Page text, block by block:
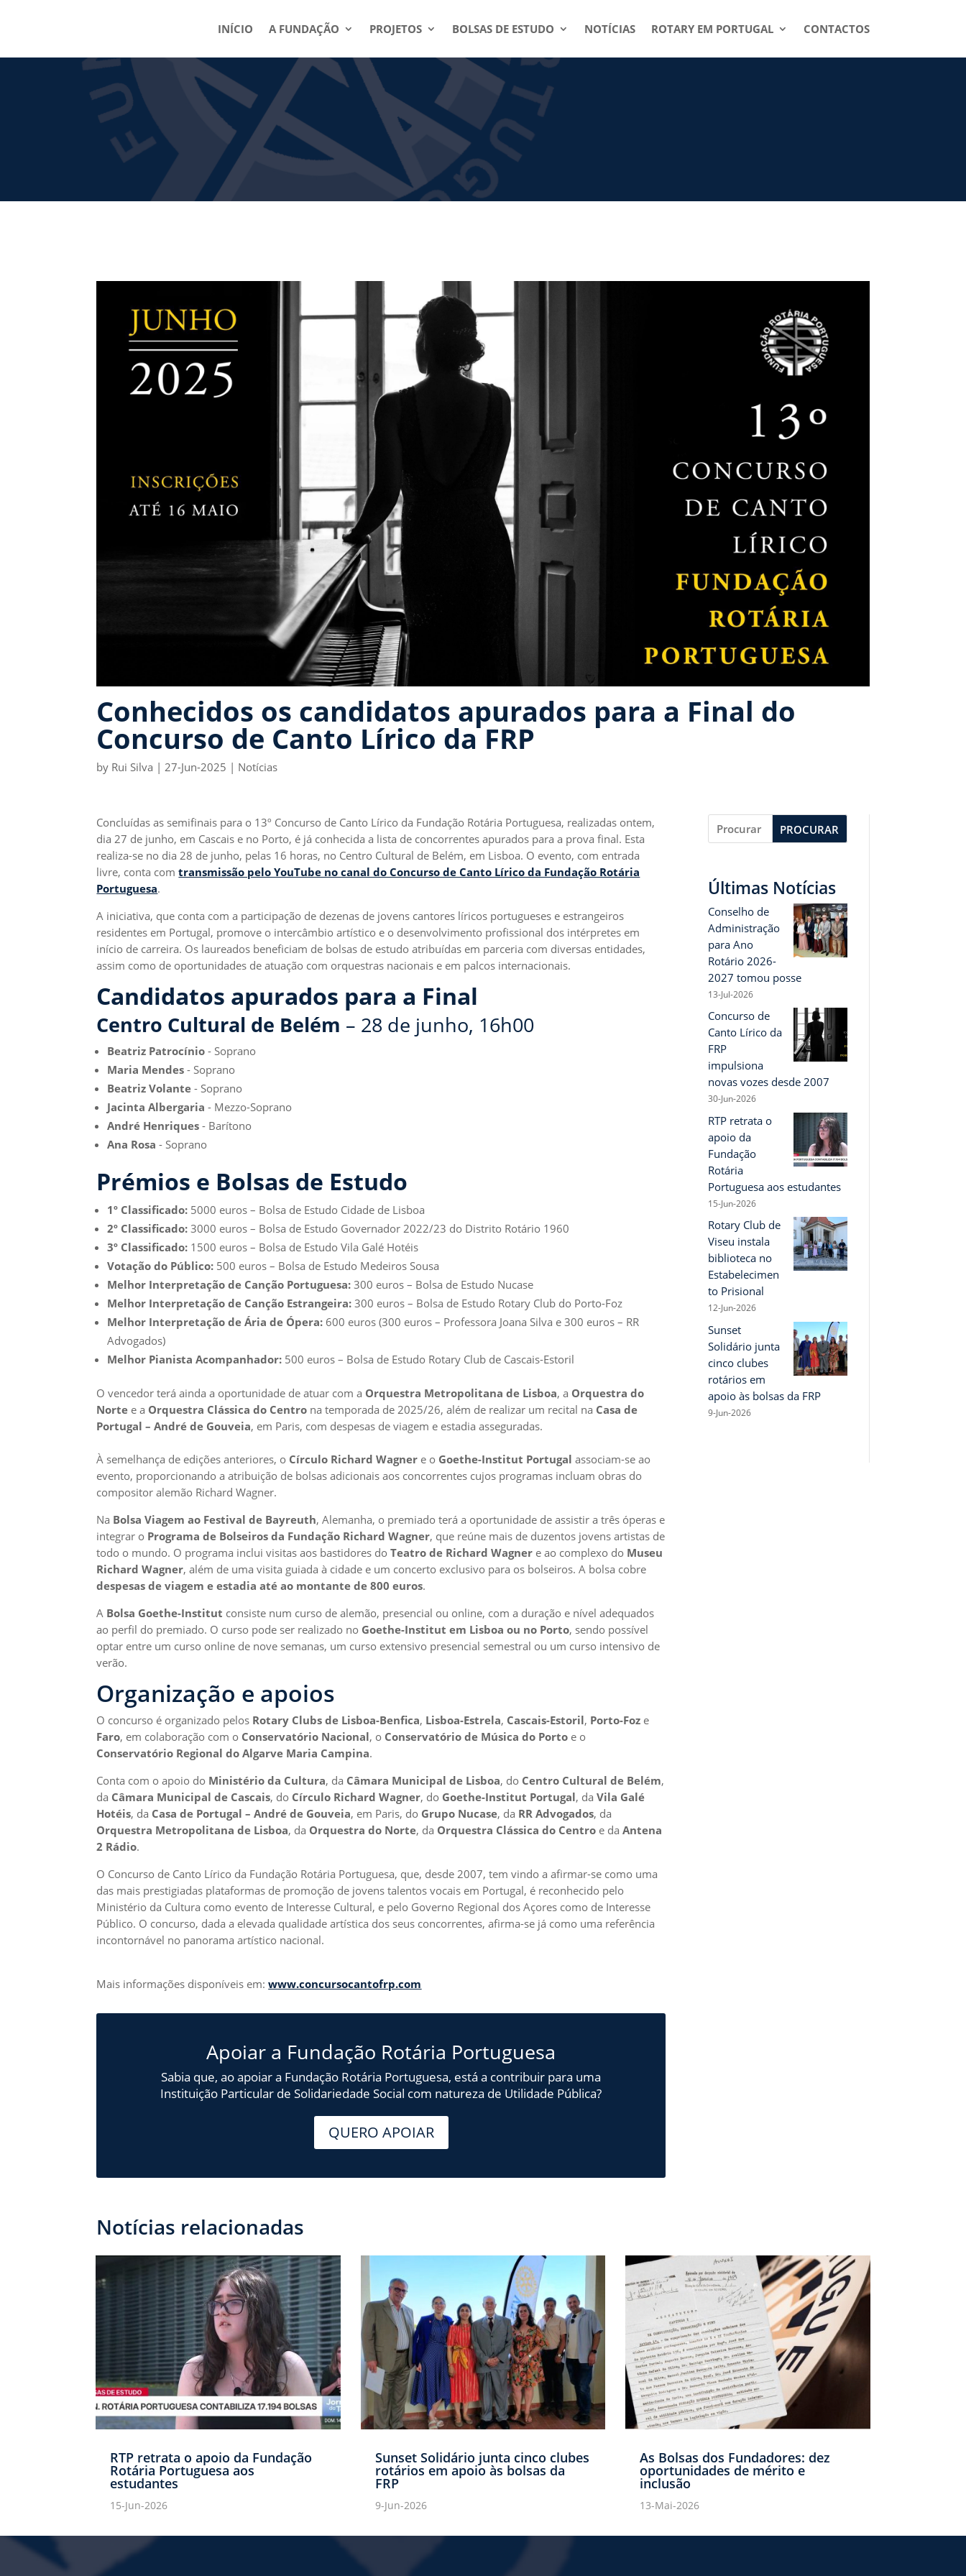
INÍCIO A FUNDAÇÃO PROJETOS BOLSAS DE ESTUDO NOTÍCIAS ROTARY EM PORTUGAL CONTACTOS
Conhecidos os candidatos apurados para a Final do
Concurso de Canto Lírico da FRP
by Rui Silva |27-Jun-2025 | Notícias
Concluídas as semifinais para o 13º Concurso de Canto Lírico da Fundação Rotária Portuguesa, realizadas ontem,
dia 27 de junho, em Cascais e no Porto, é já conhecida a lista de concorrentes apurados para a prova final. Esta
realiza-se no dia 28 de junho, pelas 16 horas, no Centro Cultural de Belém, em Lisboa. O evento, com entrada
livre, conta comtransmissão pelo YouTube no canal do Concurso de Canto Lírico da Fundação Rotária
Portuguesa.
A iniciativa, que conta com a participação de dezenas de jovens cantores líricos portugueses e estrangeiros
residentes em Portugal, promove o intercâmbio artístico e o desenvolvimento profissional dos intérpretes em
início de carreira. Os laureados beneficiam de bolsas de estudo atribuídas em parceria com diversas entidades,
assim como de oportunidades de atuação com orquestras nacionais e em palcos internacionais.
Candidatos apurados para a Final
Centro Cultural de Belém – 28 de junho, 16h00
Beatriz Patrocínio - Soprano
Maria Mendes - Soprano
Beatriz Volante - Soprano
Jacinta Albergaria - Mezzo-Soprano
André Henriques - Barítono
Ana Rosa - Soprano
Prémios e Bolsas de Estudo
1º Classificado: 5000 euros – Bolsa de Estudo Cidade de Lisboa
2º Classificado: 3000 euros – Bolsa de Estudo Governador 2022/23 do Distrito Rotário 1960
3º Classificado: 1500 euros – Bolsa de Estudo Vila Galé Hotéis
Votação do Público: 500 euros – Bolsa de Estudo Medeiros Sousa
Melhor Interpretação de Canção Portuguesa: 300 euros – Bolsa de Estudo Nucase
Melhor Interpretação de Canção Estrangeira: 300 euros – Bolsa de Estudo Rotary Club do Porto-Foz
Melhor Interpretação de Ária de Ópera: 600 euros (300 euros – Professora Joana Silva e 300 euros – RR
Advogados)
Melhor Pianista Acompanhador: 500 euros – Bolsa de Estudo Rotary Club de Cascais-Estoril
O vencedor terá ainda a oportunidade de atuar com a Orquestra Metropolitana de Lisboa, a Orquestra do
Norte e a Orquestra Clássica do Centro na temporada de 2025/26, além de realizar um recital na Casa de
Portugal – André de Gouveia, em Paris, com despesas de viagem e estadia asseguradas.
À semelhança de edições anteriores, o Círculo Richard Wagner e o Goethe-Institut Portugal associam-se ao
evento, proporcionando a atribuição de bolsas adicionais aos concorrentes cujos programas incluam obras do
compositor alemão Richard Wagner.
Na BolsaViagem ao Festival de Bayreuth, Alemanha, o premiado terá a oportunidade de assistir a três óperas e
integrar o Programa de Bolseiros da Fundação Richard Wagner, que reúne mais de duzentos jovens artistas de
todo o mundo. O programa inclui visitas aos bastidores doTeatro de Richard Wagner e ao complexo do Museu
Richard Wagner, além de uma visita guiada à cidade e um concerto exclusivo para os bolseiros. A bolsa cobre
despesas de viagem e estadia até ao montante de 800 euros.
A Bolsa Goethe-Institut consiste num curso de alemão, presencial ou online, com a duração e nível adequados
ao perfil do premiado. O curso pode ser realizado no Goethe-Institut em Lisboa ou no Porto, sendo possível
optar entre um curso online de nove semanas, um curso extensivo presencial semestral ou um curso intensivo de
verão.
Organização e apoios
O concurso é organizado pelos Rotary Clubs de Lisboa-Benfica, Lisboa-Estrela, Cascais-Estoril, Porto-Foz e
Faro, em colaboração com o Conservatório Nacional, o Conservatório de Música do Porto e o
Conservatório Regional do Algarve Maria Campina.
Conta com o apoio do Ministério da Cultura, da Câmara Municipal de Lisboa, do Centro Cultural de Belém,
da Câmara Municipal de Cascais, do Círculo Richard Wagner, do Goethe-Institut Portugal, daVila Galé
Hotéis, da Casa de Portugal – André de Gouveia, em Paris, do Grupo Nucase, da RR Advogados, da
Orquestra Metropolitana de Lisboa, da Orquestra do Norte, da Orquestra Clássica do Centro e daAntena
2 Rádio.
O Concurso de Canto Lírico da Fundação Rotária Portuguesa, que, desde 2007, tem vindo a afirmar-se como uma
das mais prestigiadas plataformas de promoção de jovens talentos vocais em Portugal, é reconhecido pelo
Ministério da Cultura como evento de Interesse Cultural, e pelo Governo Regional dos Açores como de Interesse
Público. O concurso, dada a elevada qualidade artística dos seus concorrentes, afirma-se já como uma referência
incontornável no panorama artístico nacional.
Mais informações disponíveis em:www.concursocantofrp.com
Apoiar a Fundação Rotária Portuguesa
Sabia que, ao apoiar a Fundação Rotária Portuguesa, está a contribuir para uma
Instituição Particular de Solidariedade Social com natureza de Utilidade Pública?
QUERO APOIAR
PROCURAR
Últimas Notícias
Conselho de
Administração
para Ano
Rotário 2026-
2027 tomou posse
13-Jul-2026
Concurso de
Canto Lírico da
FRP
impulsiona
novas vozes desde 2007
30-Jun-2026
RTP retrata o
apoio da
Fundação
Rotária
Portuguesa aos estudantes
15-Jun-2026
Rotary Club de
Viseu instala
biblioteca no
Estabelecimen
to Prisional
12-Jun-2026
Sunset
Solidário junta
cinco clubes
rotários em
apoio às bolsas da FRP
9-Jun-2026
Notícias relacionadas
RTP retrata o apoio da Fundação
Rotária Portuguesa aos
estudantes
15-Jun-2026
Sunset Solidário junta cinco clubes
rotários em apoio às bolsas da
FRP
9-Jun-2026
As Bolsas dos Fundadores: dez
oportunidades de mérito e
inclusão
13-Mai-2026